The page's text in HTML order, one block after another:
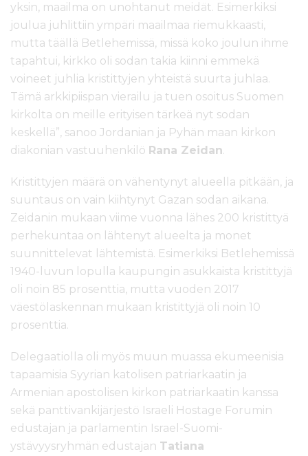
yksin, maailma on unohtanut meidät. Esimerkiksi
joulua juhlittiin ympäri maailmaa riemukkaasti,
mutta täällä Betlehemissä, missä koko joulun ihme
tapahtui, kirkko oli sodan takia kiinni emmekä
voineet juhlia kristittyjen yhteistä suurta juhlaa.
Tämä arkkipiispan vierailu ja tuen osoitus Suomen
kirkolta on meille erityisen tärkeä nyt sodan
keskellä”, sanoo Jordanian ja Pyhän maan kirkon
diakonian vastuuhenkilö Rana Zeidan.
Kristittyjen määrä on vähentynyt alueella pitkään, ja
suuntaus on vain kiihtynyt Gazan sodan aikana.
Zeidanin mukaan viime vuonna lähes 200 kristittyä
perhekuntaa on lähtenyt alueelta ja monet
suunnittelevat lähtemistä. Esimerkiksi Betlehemissä
1940-luvun lopulla kaupungin asukkaista kristittyjä
oli noin 85 prosenttia, mutta vuoden 2017
väestölaskennan mukaan kristittyjä oli noin 10
prosenttia.
Delegaatiolla oli myös muun muassa ekumeenisia
tapaamisia Syyrian katolisen patriarkaatin ja
Armenian apostolisen kirkon patriarkaatin kanssa
sekä panttivankijärjestö Israeli Hostage Forumin
edustajan ja parlamentin Israel-Suomi-
ystävyysryhmän edustajan Tatiana